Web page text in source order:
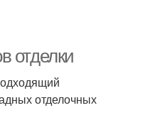
отделки
отделочных